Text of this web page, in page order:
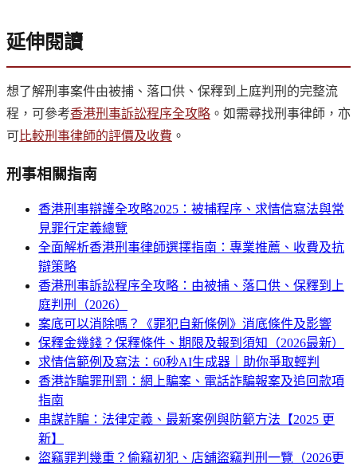
延伸閱讀
想了解刑事案件由被捕、落口供、保釋到上庭判刑的完整流
程，可參考香港刑事訴訟程序全攻略 。如需尋找刑事律師，亦
可比較刑事律師的評價及收費 。
刑事相關指南
香港刑事辯護全攻略2025：被捕程序、求情信寫法與常
見罪行定義總覽
全面解析香港刑事律師選擇指南：專業推薦、收費及抗
辯策略
香港刑事訴訟程序全攻略：由被捕、落口供、保釋到上
庭判刑（2026）
案底可以消除嗎？《罪犯自新條例》消底條件及影響
保釋金幾錢？保釋條件、期限及報到須知（2026最新）
求情信範例及寫法：60秒AI生成器｜助你爭取輕判
香港詐騙罪刑罰：網上騙案、電話詐騙報案及追回款項
指南
串謀詐騙：法律定義、最新案例與防範方法【2025 更
新】
盜竊罪判幾重？偷竊初犯、店舖盜竊判刑一覽（2026更